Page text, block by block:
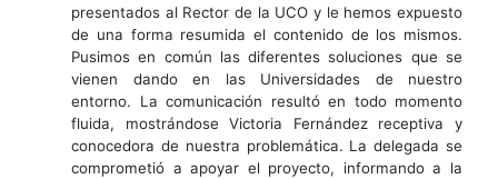
presentados al Rector de la UCO y le hemos expuesto
de una forma resumida el contenido de los mismos.
Pusimos en común las diferentes soluciones que se
vienen dando en las Universidades de nuestro
entorno. La comunicación resultó en todo momento
fluida, mostrándose Victoria Fernández receptiva y
conocedora de nuestra problemática. La delegada se
comprometió a apoyar el proyecto, informando a la